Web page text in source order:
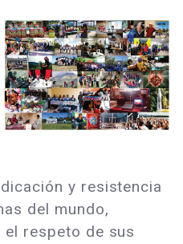
y resistencia
del mundo,
el respeto de sus